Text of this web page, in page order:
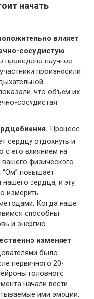
начать
влияет
сосудистую
проведено научное
произносили
что объем их
сосудистая
Процесс
сердцу отдохнуть и
с его влиянием на
физического
“Ом” повышает
нашего сердца, и эту
измерить
Когда наше
способны
и энергию.
изменяет
было
первичного 20-
головного
начали вести
ими эмоции.